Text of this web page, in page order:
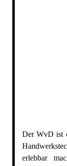
Der WvD ist
erlebbar